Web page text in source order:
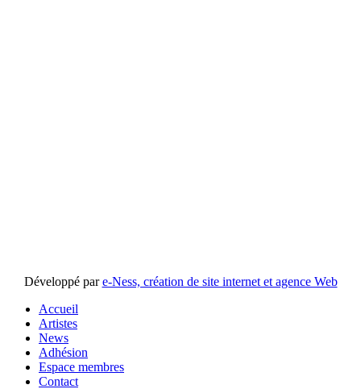
Développé pare-Ness, création de site internet et agence Web
Accueil
Artistes
News
Adhésion
Espace membres
Contact